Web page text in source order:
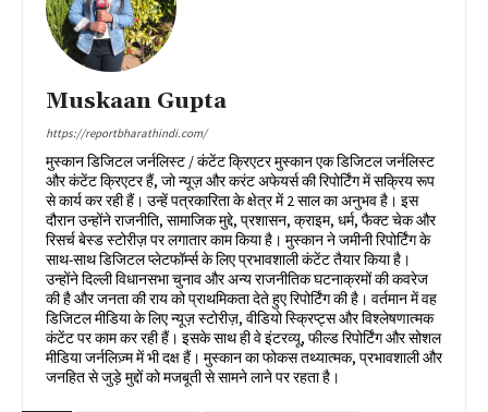
Muskaan Gupta
https://reportbharathindi.com/
मुस्कान डिजिटल जर्नलिस्ट / कंटेंट क्रिएटर मुस्कान एक डिजिटल जर्नलिस्ट
और कंटेंट क्रिएटर हैं, जो न्यूज़ और करंट अफेयर्स की रिपोर्टिंग में सक्रिय रूप
से कार्य कर रही हैं। उन्हें पत्रकारिता के क्षेत्र में 2 साल का अनुभव है। इस
दौरान उन्होंने राजनीति, सामाजिक मुद्दे, प्रशासन, क्राइम, धर्म, फैक्ट चेक और
रिसर्च बेस्ड स्टोरीज़ पर लगातार काम किया है। मुस्कान ने जमीनी रिपोर्टिंग के
साथ-साथ डिजिटल प्लेटफॉर्म्स के लिए प्रभावशाली कंटेंट तैयार किया है।
उन्होंने दिल्ली विधानसभा चुनाव और अन्य राजनीतिक घटनाक्रमों की कवरेज
की है और जनता की राय को प्राथमिकता देते हुए रिपोर्टिंग की है। वर्तमान में वह
डिजिटल मीडिया के लिए न्यूज़ स्टोरीज़, वीडियो स्क्रिप्ट्स और विश्लेषणात्मक
कंटेंट पर काम कर रही हैं। इसके साथ ही वे इंटरव्यू, फील्ड रिपोर्टिंग और सोशल
मीडिया जर्नलिज़्म में भी दक्ष हैं। मुस्कान का फोकस तथ्यात्मक, प्रभावशाली और
जनहित से जुड़े मुद्दों को मजबूती से सामने लाने पर रहता है।